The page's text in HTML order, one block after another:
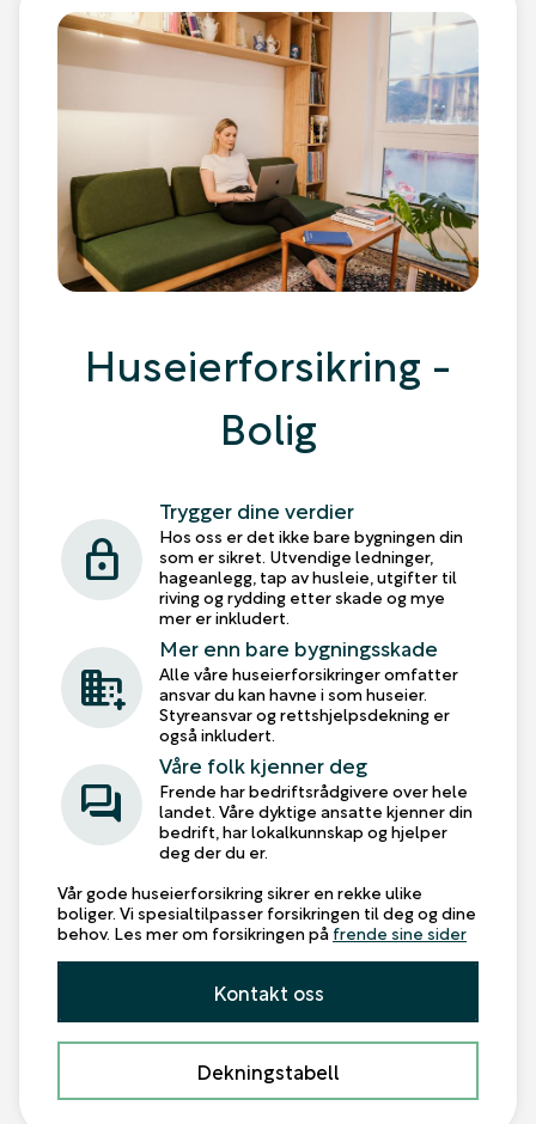
Huseierforsikring -
Bolig
lock
Trygger dine verdier
Hos oss er det ikke bare bygningen din
som er sikret. Utvendige ledninger,
hageanlegg, tap av husleie, utgifter til
riving og rydding etter skade og mye
mer er inkludert.
domain_add
Mer enn bare bygningsskade
Alle våre huseierforsikringer omfatter
ansvar du kan havne i som huseier.
Styreansvar og rettshjelpsdekning er
også inkludert.
forum
Våre folk kjenner deg
Frende har bedriftsrådgivere over hele
landet. Våre dyktige ansatte kjenner din
bedrift, har lokalkunnskap og hjelper
deg der du er.
Vår gode huseierforsikring sikrer en rekke ulike
boliger. Vi spesialtilpasser forsikringen til deg og dine
behov. Les mer om forsikringen på frende sine sider
Kontakt oss
Dekningstabell